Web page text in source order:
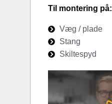
Til montering på:
Væg / plade
Stang
Skiltespyd